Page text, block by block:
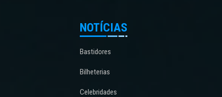
NOTÍCIAS
Bastidores
Bilheterias
Celebridades